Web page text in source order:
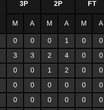
3P 2P FT
M A M A M A
0 0 0 1 0
0
3 3 2 4 0
0
0 0 1 2 0
0
0 0 0 0 0
0
0 0 0 0 0
0